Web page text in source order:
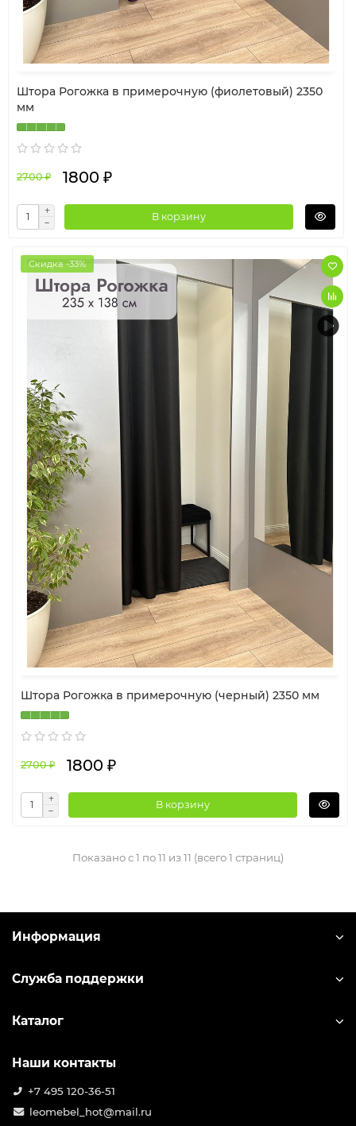
Штора Рогожка в примерочную (фиолетовый) 2350
мм
2700 ₽ 1800 ₽
В корзину
Скидка -33%
Штора Рогожка в примерочную (черный) 2350 мм
2700 ₽ 1800 ₽
В корзину
Показано с 1 по 11 из 11 (всего 1 страниц)
Информация
Служба поддержки
Каталог
Наши контакты
+7 495 120-36-51
leomebel_hot@mail.ru